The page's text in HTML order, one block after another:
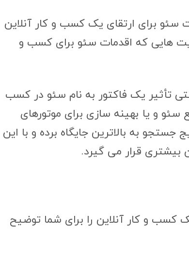
برای ارتقای یک کسب و کار آنلاین
هایی که اقدمات سئو برای کسب و
تأثیر یک فاکتور به نام سئو در کسب
و یا بهینه سازی برای موتورهای
به بالاترین جایگاه برده و با این
بیشتری قرار می گیرد.
کسب و کار آنلاین را برای شما توضیح